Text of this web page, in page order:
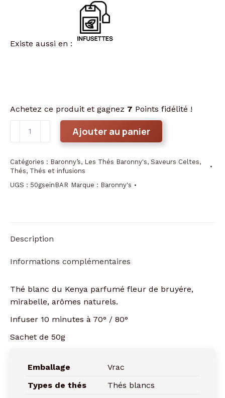
Existe aussi en :
Achetez ce produit et gagnez 7 Points fidélité !
vrac
de
Ajouter au panier
Catégories : Baronny’s, Les Thés Baronny's, Saveurs Celtes,
Thés, Thés et infusions
UGS : 50gseinBAR Marque : Baronny's
Description
Informations complémentaires
Thé blanc du Kenya parfumé fleur de bruyére,
mirabelle, arômes naturels.
Infuser 10 minutes à 70° / 80°
Sachet de 50g
Emballage
Vrac
Types de thés
Thés blancs